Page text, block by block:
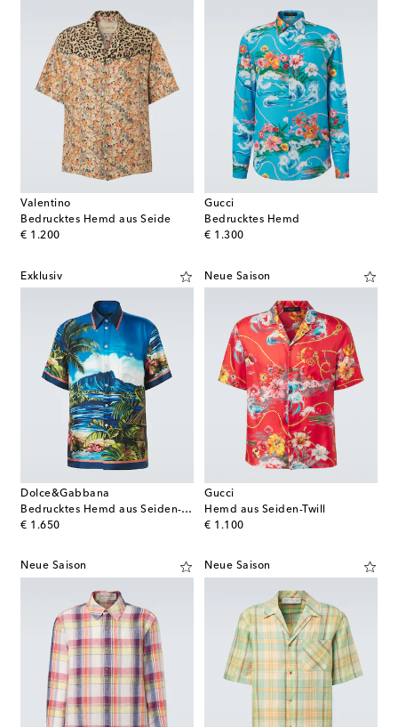
Valentino
Bedrucktes Hemd aus Seide
€ 1.200
original price
Gucci
Bedrucktes Hemd
€ 1.300
original price
Exklusiv
Dolce&Gabbana
Bedrucktes Hemd aus Seiden-Twill
€ 1.650
original price
Neue Saison
Gucci
Hemd aus Seiden-Twill
€ 1.100
original price
Neue Saison Neue Saison